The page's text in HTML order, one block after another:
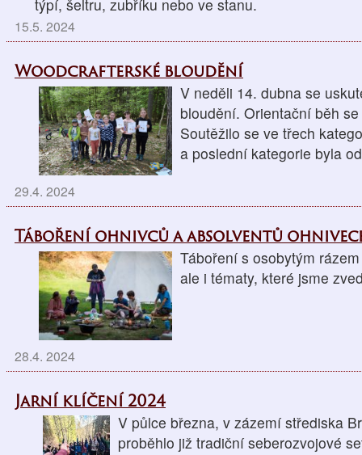
týpí, šeltru, zubříku nebo ve stanu.
15.5. 2024
Woodcrafterské bloudění
V neděli 14. dubna se
bloudění. Orientační běh
Soutěžilo se ve třech
a poslední kategorie byla
29.4. 2024
Táboření ohnivců a absolventů
Táboření s osobytým
ale i tématy, které jsme
28.4. 2024
Jarní klíčení 2024
V půlce března, v zázemí střediska
proběhlo již tradiční seberozvojové